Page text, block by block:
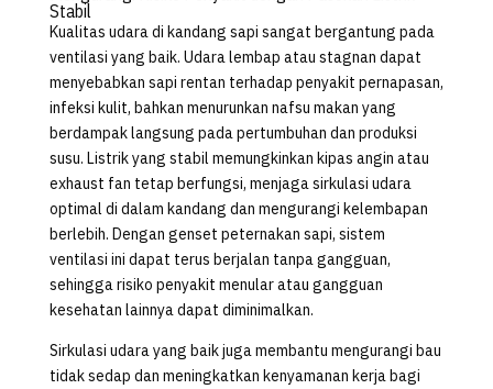
Stabil
Kualitas udara di kandang sapi sangat bergantung pada
ventilasi yang baik. Udara lembap atau stagnan dapat
menyebabkan sapi rentan terhadap penyakit pernapasan,
infeksi kulit, bahkan menurunkan nafsu makan yang
berdampak langsung pada pertumbuhan dan produksi
susu. Listrik yang stabil memungkinkan kipas angin atau
exhaust fan tetap berfungsi, menjaga sirkulasi udara
optimal di dalam kandang dan mengurangi kelembapan
berlebih. Dengan genset peternakan sapi, sistem
ventilasi ini dapat terus berjalan tanpa gangguan,
sehingga risiko penyakit menular atau gangguan
kesehatan lainnya dapat diminimalkan.
Sirkulasi udara yang baik juga membantu mengurangi bau
tidak sedap dan meningkatkan kenyamanan kerja bagi